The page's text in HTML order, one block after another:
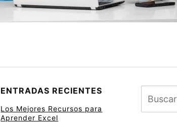
ENTRADAS RECIENTES
Los Mejores Recursos para
Aprender Excel